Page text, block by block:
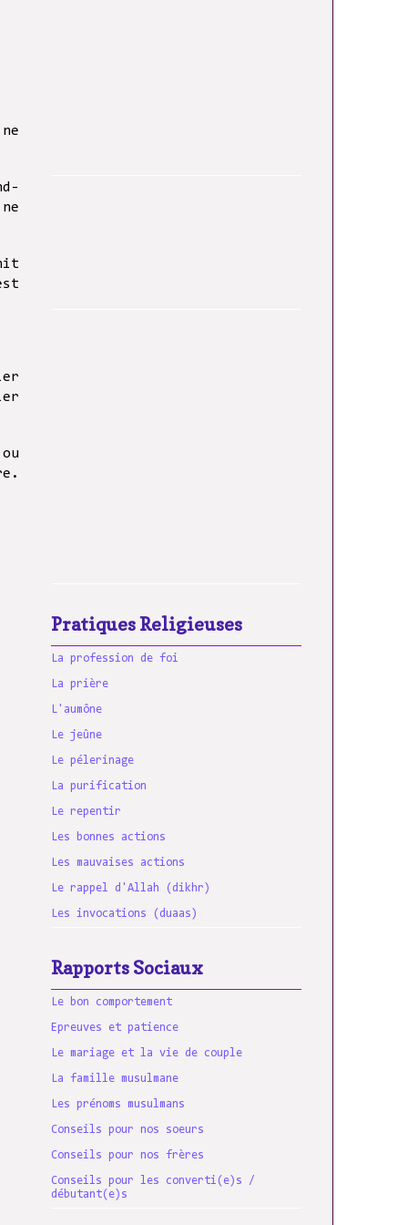
Pratiques Religieuses
La profession de foi
La prière
L'aumône
Le jeûne
Le pélerinage
La purification
Le repentir
Les bonnes actions
Les mauvaises actions
Le rappel d'Allah (dikhr)
Les invocations (duaas)
Rapports Sociaux
Le bon comportement
Epreuves et patience
Le mariage et la vie de couple
La famille musulmane
Les prénoms musulmans
Conseils pour nos soeurs
Conseils pour nos frères
Conseils pour les converti(e)s /
débutant(e)s